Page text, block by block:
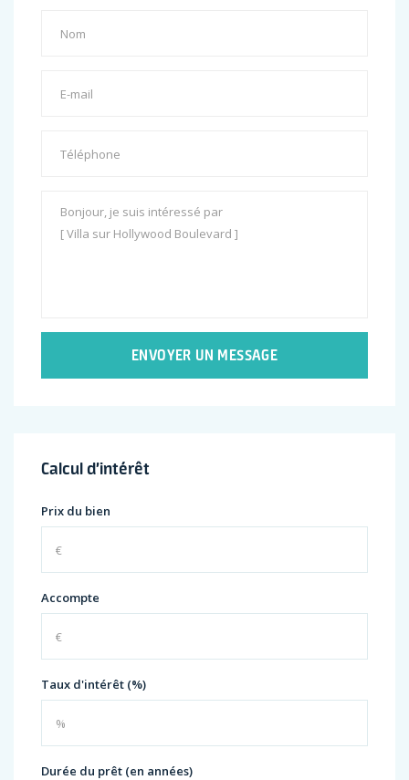
ENVOYER UN MESSAGE
Calcul d’intérêt
Prix du bien
Accompte
Taux d'intérêt (%)
Durée du prêt (en années)